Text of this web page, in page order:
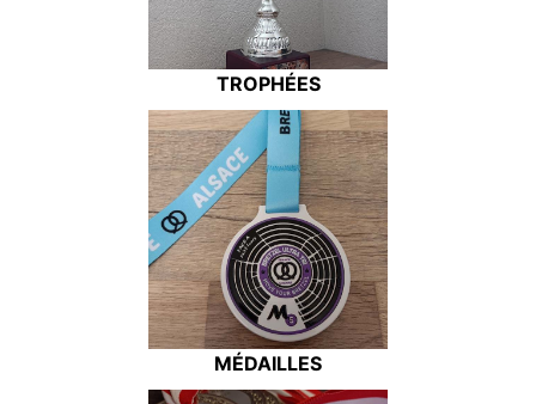
TROPHÉES
MÉDAILLES